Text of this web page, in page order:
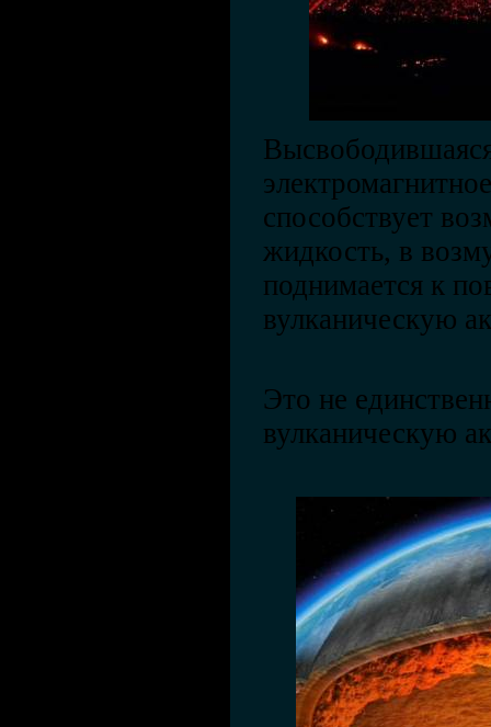
способствует
жидкость, в
поднимается к
вулканическую
Это не
вулканическую